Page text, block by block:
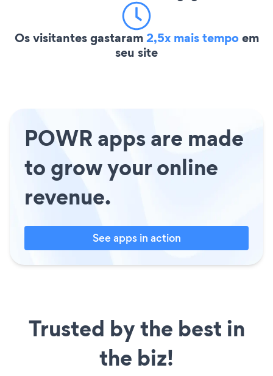
Os visitantes gastaram2,5x mais tempoem
seu site
POWR apps are made
to grow your online
revenue.
See apps in action
Trusted by the best in
the biz!